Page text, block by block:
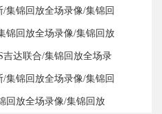
/集锦回放全场录像/集锦回
锦回放全场录像/集锦回放
吉达联合/集锦回放全场录
/集锦回放全场录像/集锦回
回放全场录像/集锦回放